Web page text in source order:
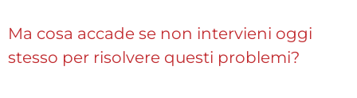
Ma cosa accade se non intervieni oggi
stesso per risolvere questi problemi?